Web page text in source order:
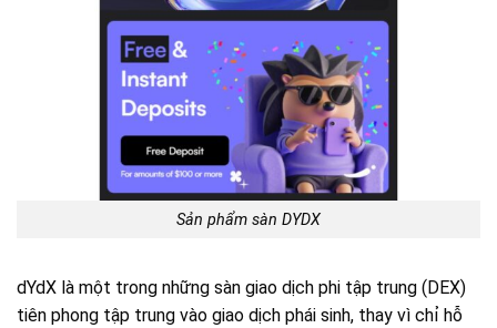
Sản phẩm sàn DYDX
dYdX là một trong những sàn giao dịch phi tập trung (DEX)
tiên phong tập trung vào giao dịch phái sinh, thay vì chỉ hỗ